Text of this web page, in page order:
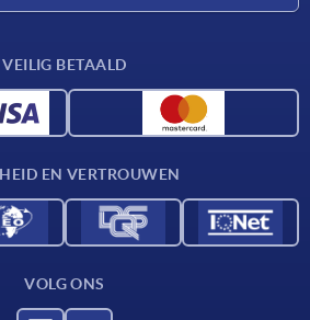
VEILIG BETAALD
EN VERTROUWEN
VOLG ONS